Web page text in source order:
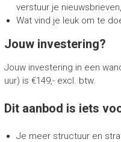
verstuur je
Wat vind je leuk om te
Jouw investering?
Jouw investering in een
uur) is €149,- excl. btw.
Dit aanbod is iets
Je meer structuur en